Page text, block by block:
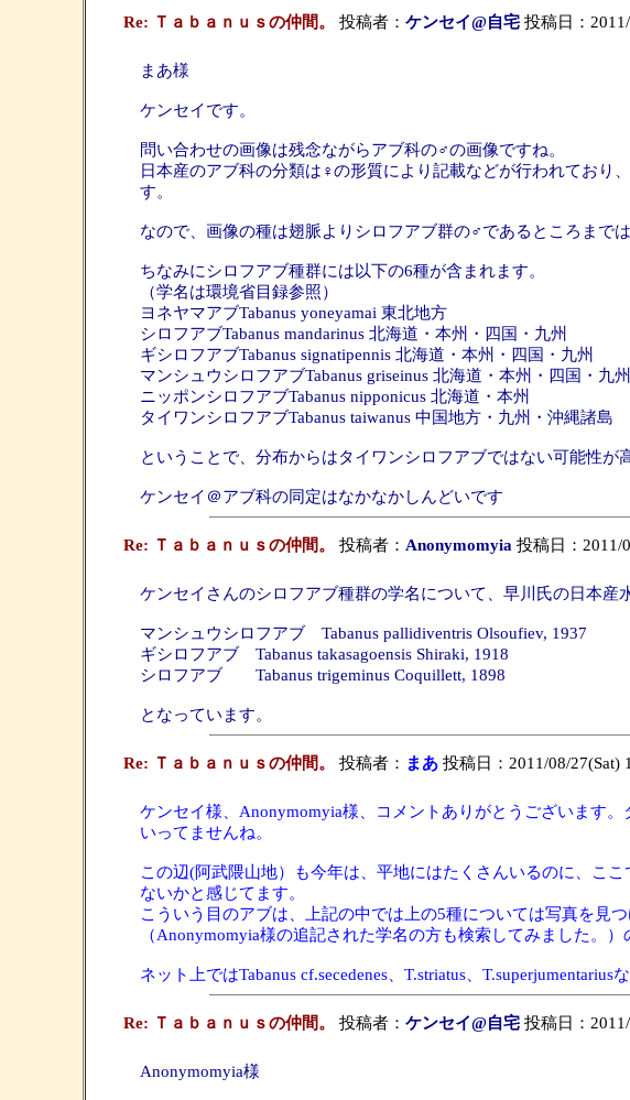
Re: Ｔａｂａｎｕｓの仲間。 投稿者： ケンセイ@自宅 投稿日：
まあ様
ケンセイです。
問い合わせの画像は残念ながらアブ科の♂の画像ですね。
日本産のアブ科の分類は♀の形質により記載などが行われてお
す。
なので、画像の種は翅脈よりシロフアブ群の♂であるところまで
ちなみにシロフアブ種群には以下の6種が含まれます。
（学名は環境省目録参照）
ヨネヤマアブTabanus yoneyamai 東北地方
シロフアブTabanus mandarinus 北海道・本州・四国・九州
ギシロフアブTabanus signatipennis 北海道・本州・四国・九州
マンシュウシロフアブTabanus griseinus 北海道・本州・四国・九州
ニッポンシロフアブTabanus nipponicus 北海道・本州
タイワンシロフアブTabanus taiwanus 中国地方・九州・沖縄諸島
ということで、分布からはタイワンシロフアブではない可能性が
ケンセイ＠アブ科の同定はなかなかしんどいです
Re: Ｔａｂａｎｕｓの仲間。 投稿者： Anonymomyia 投稿日：2011/
ケンセイさんのシロフアブ種群の学名について、早川氏の日本産
マンシュウシロフアブ Tabanus pallidiventris Olsoufiev, 1937
ギシロフアブ Tabanus takasagoensis Shiraki, 1918
シロフアブ Tabanus trigeminus Coquillett, 1898
となっています。
Re: Ｔａｂａｎｕｓの仲間。 投稿者： まあ投稿日：2011/08/27(Sat)
ケンセイ様、Anonymomyia様、コメントありがとうございます
いってませんね。
この辺(阿武隈山地）も今年は、平地にはたくさんいるのに、こ
ないかと感じてます。
こういう目のアブは、上記の中では上の5種については写真を見
（Anonymomyia様の追記された学名の方も検索してみました。
ネット上ではTabanus cf.secedenes、T.striatus、
Re: Ｔａｂａｎｕｓの仲間。 投稿者： ケンセイ@自宅 投稿日：
Anonymomyia様